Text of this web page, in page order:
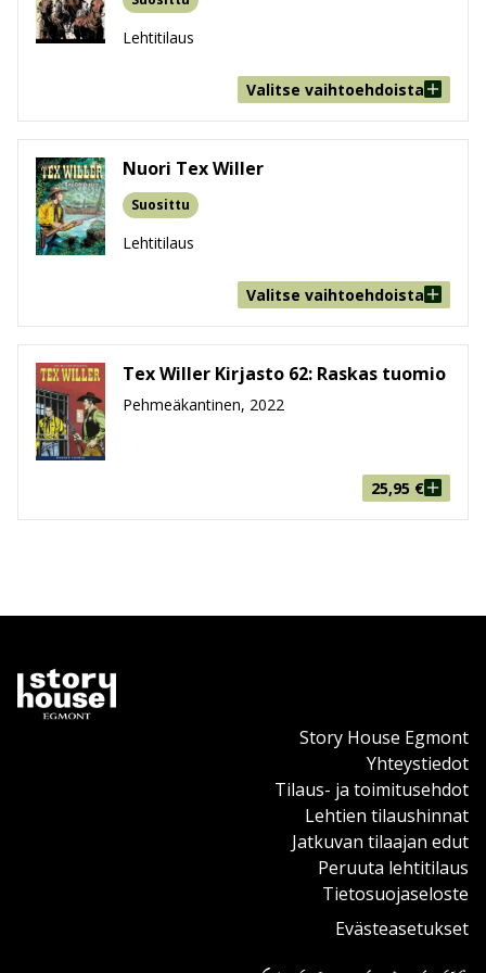
Lehtitilaus
Valitse vaihtoehdoista
Nuori Tex Willer
Suosittu
Lehtitilaus
Valitse vaihtoehdoista
Tex Willer Kirjasto 62: Raskas tuomio
Pehmeäkantinen, 2022
25,95 €
Story House Egmont
Yhteystiedot
Tilaus- ja toimitusehdot
Lehtien tilaushinnat
Jatkuvan tilaajan edut
Peruuta lehtitilaus
Tietosuojaseloste
Evästeasetukset